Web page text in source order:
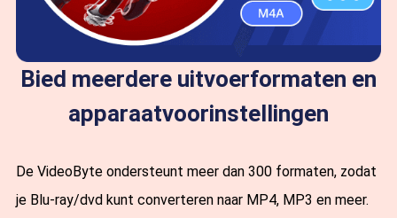
Bied meerdere uitvoerformaten en
apparaatvoorinstellingen
De VideoByte ondersteunt meer dan 300 formaten, zodat
je Blu-ray/dvd kunt converteren naar MP4, MP3 en meer.